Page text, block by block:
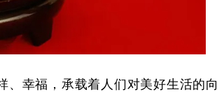
幸福，承载着人们对美好生活的向